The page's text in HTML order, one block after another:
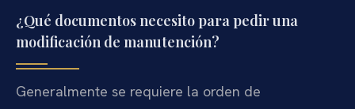
¿Qué documentos necesito para pedir una
modificación de manutención?
Generalmente se requiere la orden de